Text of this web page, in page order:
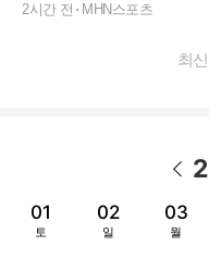
2시간 전 MHN스포츠
최
01
토
02
일
03
월